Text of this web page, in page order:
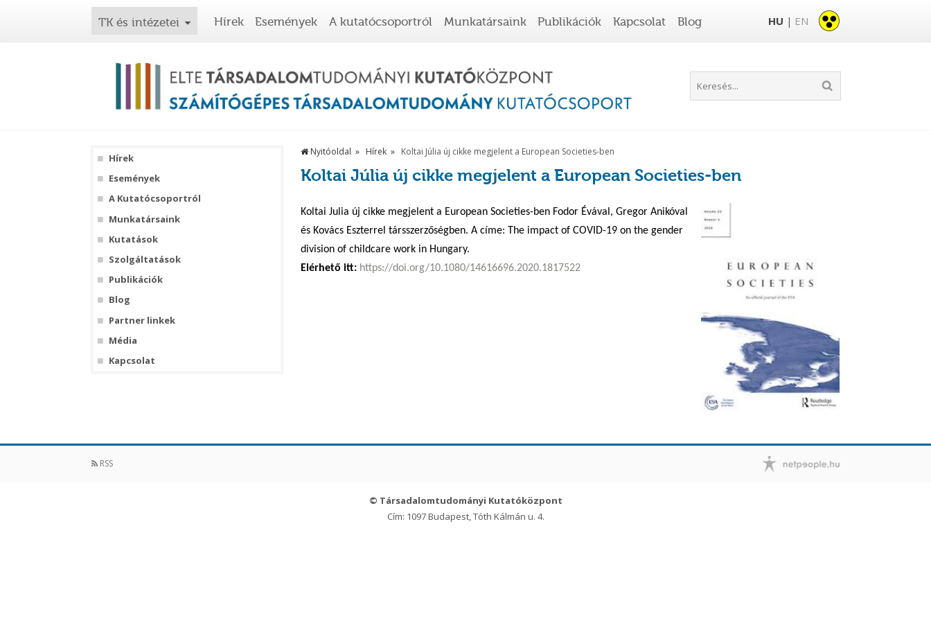
TK és intézetei Hírek Események A kutatócsoportról Munkatársaink Publikációk Kapcsolat Blog HU | EN
Hírek
Események
A Kutatócsoportról
Munkatársaink
Kutatások
Szolgáltatások
Publikációk
Blog
Partner linkek
Média
Kapcsolat
Nyitóoldal Hírek Koltai Júlia új cikke megjelent a European Societies-ben
Koltai Júlia új cikke megjelent a European Societies-ben
Koltai Julia új cikke megjelent a European Societies-ben Fodor Évával, Gregor Anikóval
és Kovács Eszterrel társszerzőségben. A címe: The impact of COVID-19 on the gender
division of childcare work in Hungary.
Elérhető itt: https://doi.org/10.1080/14616696.2020.1817522
RSS
© Társadalomtudományi Kutatóközpont
Cím: 1097 Budapest, Tóth Kálmán u. 4.